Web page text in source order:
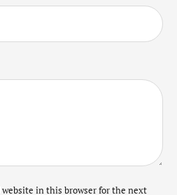
website in this browser for the next